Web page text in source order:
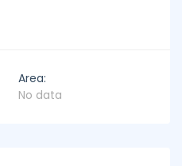
Area:
No data